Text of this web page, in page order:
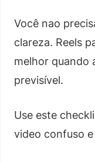
Você nao
clareza. Reels
melhor quando
previsível.
Use este
video confuso